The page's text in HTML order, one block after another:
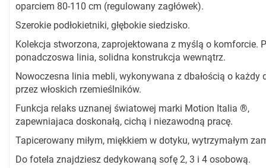
oparciem 80-110 cm (regulowany zagłówek).
Szerokie podłokietniki, głębokie siedzisko.
Kolekcja stworzona, zaprojektowana z myślą o komforcie.
ponadczoswa linia, solidna konstrukcja wewnątrz.
Nowoczesna linia mebli, wykonywana z dbałością o każdy
przez włoskich rzemieślników.
Funkcja relaks uznanej światowej marki Motion Italia ®,
zapewniajaca doskonałą, cichą i niezawodną pracę.
Tapicerowany miłym, miękkiem w dotyku, wytrzymałym
Do fotela znajdziesz dedykowaną sofę 2, 3 i 4 osobową.